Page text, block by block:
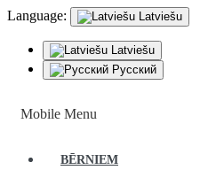
Language: Latviešu
Latviešu
Русский
Mobile Menu
BĒRNIEM